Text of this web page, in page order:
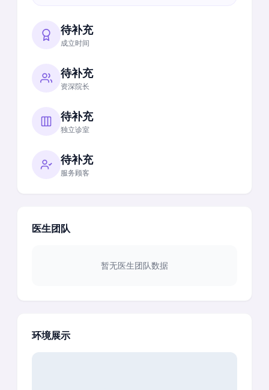
待补充
成立时间
待补充
资深院长
待补充
独立诊室
待补充
服务顾客
医生团队
暂无医生团队数据
环境展示